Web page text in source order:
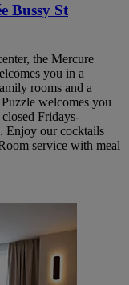
Bussy St
the Mercure
you in a
rooms and a
welcomes you
Fridays-
Enjoy our cocktails
service with meal